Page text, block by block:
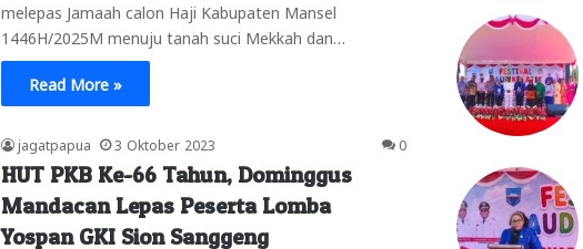
melepas Jamaah calon Haji Kabupaten Mansel
1446H/2025M menuju tanah suci Mekkah dan…
Read More »
jagatpapua 3 Oktober 2023 0
HUT PKB Ke-66 Tahun, Dominggus
Mandacan Lepas Peserta Lomba
Yospan GKI Sion Sanggeng